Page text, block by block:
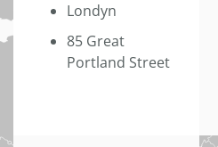
Londyn
85 Great
Portland Street